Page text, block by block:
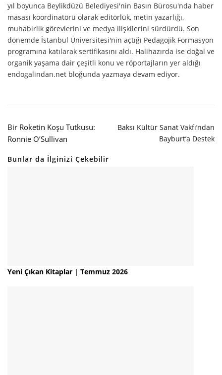
yıl boyunca Beylikdüzü Belediyesi'nin Basın Bürosu'nda haber
masası koordinatörü olarak editörlük, metin yazarlığı,
muhabirlik görevlerini ve medya ilişkilerini sürdürdü. Son
dönemde İstanbul Üniversitesi'nin açtığı Pedagojik Formasyon
programına katılarak sertifikasını aldı. Halihazırda ise doğal ve
organik yaşama dair çeşitli konu ve röportajların yer aldığı
endogalindan.net bloğunda yazmaya devam ediyor.
Bir Roketin Koşu Tutkusu:
Ronnie O’Sullivan
Baksı Kültür Sanat Vakfı’ndan
Bayburt’a Destek
Bunlar da İlginizi Çekebilir
Yeni Çıkan Kitaplar | Temmuz 2026